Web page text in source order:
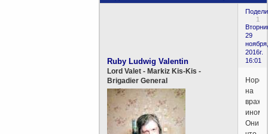
1
29
ноября,
2016г.
16:01
Ruby Ludwig Valentin
Lord Valet - Markiz Kis-Kis -
Brigadier General
на
Они